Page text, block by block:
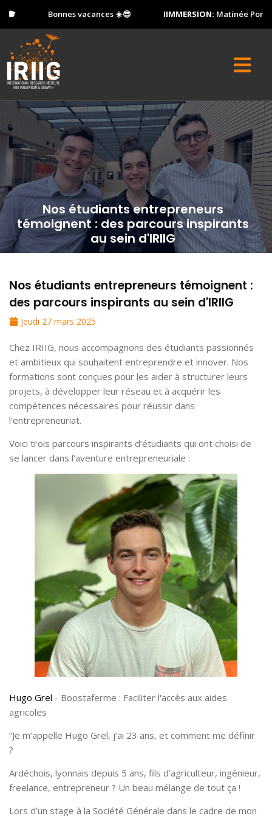
Bonnes vacances ☀️😎 IIMMERSION:Matinée Portes
Nos étudiants entrepreneurs
témoignent : des parcours inspirants
au sein d'IRIIG
Nos étudiants entrepreneurs témoignent :
des parcours inspirants au sein d'IRIIG
Jeudi 27 mars 2025
Chez IRIIG, nous accompagnons des étudiants passionnés
et ambitieux qui souhaitent entreprendre et innover. Nos
formations sont conçues pour les aider à structurer leurs
projets, à développer leur réseau et à acquérir les
compétences nécessaires pour réussir dans
l'entrepreneuriat.
Voici trois parcours inspirants d’étudiants qui ont choisi de
se lancer dans l'aventure entrepreneuriale :
Hugo Grel - Boostaferme : Faciliter l'accès aux aides
agricoles
“Je m’appelle Hugo Grel, j’ai 23 ans, et comment me définir
?
Ardéchois, lyonnais depuis 5 ans, fils d’agriculteur, ingénieur,
freelance, entrepreneur ? Un beau mélange de tout ça !
Lors d’un stage à la Société Générale dans le cadre de mon